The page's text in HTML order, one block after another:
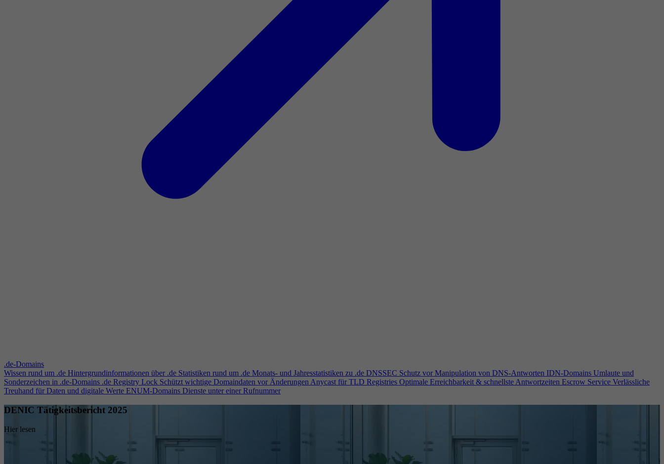
.de-Domains
Wissen rund um .de Hintergrundinformationen über .de Statistiken rund um .de Monats- und Jahresstatistiken zu .de DNSSEC Schutz vor Manipulation von DNS-Antworten IDN-Domains Umlaute und
Sonderzeichen in .de-Domains .de Registry Lock Schützt wichtige Domaindaten vor ÄnderungenAnycast für TLD Registries Optimale Erreichbarkeit & schnellste Antwortzeiten Escrow Service Verlässliche
Treuhand für Daten und digitale Werte ENUM-Domains Dienste unter einer Rufnummer
DENIC Tätigkeitsbericht 2025
Hier lesen